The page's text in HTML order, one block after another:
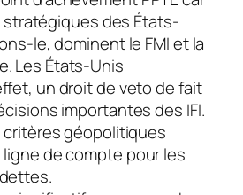
stratégiques des États-
le, dominent le FMI et la
Les États-Unis
un droit de veto de fait
importantes des IFI.
critères géopolitiques
de compte pour les